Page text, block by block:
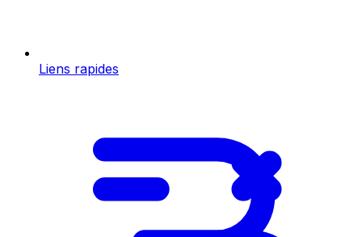
Liens rapides